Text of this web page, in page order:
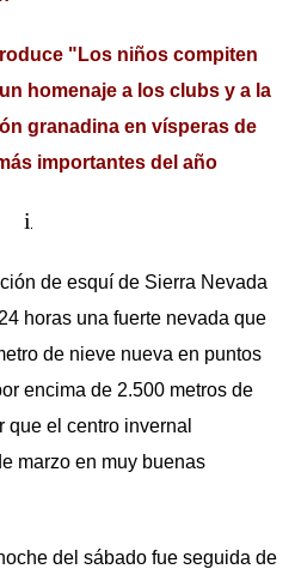
"Los niños compiten
homenaje a los clubs y a la
granadina en vísperas de
importantes del año
i
de esquí de Sierra Nevada
horas una fuerte nevada que
de nieve nueva en puntos
encima de 2.500 metros de
que el centro invernal
marzo en muy buenas
del sábado fue seguida de